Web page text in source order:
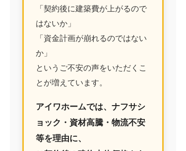
オンライン面談はこちら
「契約後に建築費が上がるので
はないか」
「資金計画が崩れるのではない
か」
というご不安の声をいただくこ
とが増えています。
アイワホームでは、ナフサシ
ョック・資材高騰・物流不安
等を理由に、